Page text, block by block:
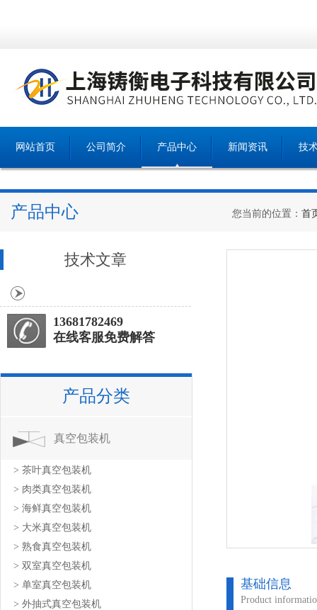
网站首页 公司简介 产品中心 新闻资讯 技
产品中心 您当前的位置： 首
基础信息
Product
技术文章
13681782469
在线客服免费解答
产品分类
真空包装机
> 茶叶真空包装机
> 肉类真空包装机
> 海鲜真空包装机
> 大米真空包装机
> 熟食真空包装机
> 双室真空包装机
> 单室真空包装机
> 外抽式真空包装机